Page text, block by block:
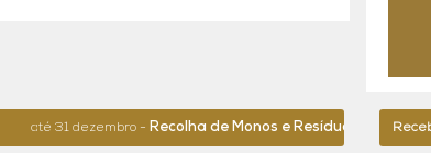
até 31 dezembro -Recolha de Monos e Resíduos de Grande